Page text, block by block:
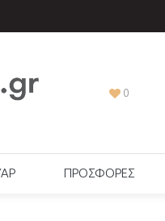
0
ΠΡΟΣΦΟΡΕΣ